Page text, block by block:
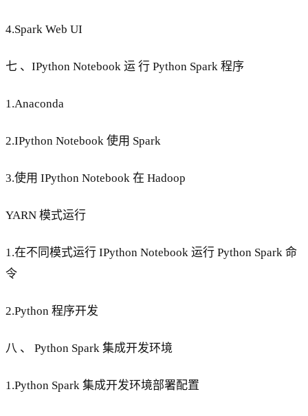
4.Spark Web UI
七 、IPython Notebook 运 行 Python Spark 程序
1.Anaconda
2.IPython Notebook 使用 Spark
3.使用 IPython Notebook 在 Hadoop
YARN 模式运行
1.在不同模式运行 IPython Notebook 运行 Python Spark 命
令
2.Python 程序开发
八 、 Python Spark 集成开发环境
1.Python Spark 集成开发环境部署配置